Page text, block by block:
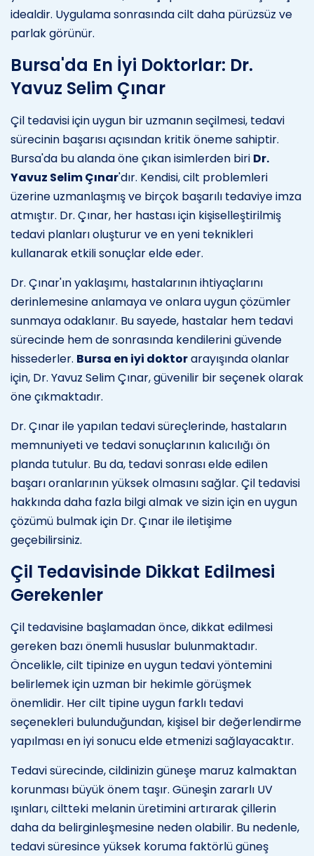
idealdir. Uygulama sonrasında cilt daha pürüzsüz ve
parlak görünür.
Bursa'da En İyi Doktorlar: Dr.
Yavuz Selim Çınar
Çil tedavisi için uygun bir uzmanın seçilmesi, tedavi
sürecinin başarısı açısından kritik öneme sahiptir.
Bursa'da bu alanda öne çıkan isimlerden biri Dr.
Yavuz Selim Çınar'dır. Kendisi, cilt problemleri
üzerine uzmanlaşmış ve birçok başarılı tedaviye imza
atmıştır. Dr. Çınar, her hastası için kişiselleştirilmiş
tedavi planları oluşturur ve en yeni teknikleri
kullanarak etkili sonuçlar elde eder.
Dr. Çınar'ın yaklaşımı, hastalarının ihtiyaçlarını
derinlemesine anlamaya ve onlara uygun çözümler
sunmaya odaklanır. Bu sayede, hastalar hem tedavi
sürecinde hem de sonrasında kendilerini güvende
hissederler. Bursa en iyi doktorarayışında olanlar
için, Dr. Yavuz Selim Çınar, güvenilir bir seçenek olarak
öne çıkmaktadır.
Dr. Çınar ile yapılan tedavi süreçlerinde, hastaların
memnuniyeti ve tedavi sonuçlarının kalıcılığı ön
planda tutulur. Bu da, tedavi sonrası elde edilen
başarı oranlarının yüksek olmasını sağlar. Çil tedavisi
hakkında daha fazla bilgi almak ve sizin için en uygun
çözümü bulmak için Dr. Çınar ile iletişime
geçebilirsiniz.
Çil Tedavisinde Dikkat Edilmesi
Gerekenler
Çil tedavisine başlamadan önce, dikkat edilmesi
gereken bazı önemli hususlar bulunmaktadır.
Öncelikle, cilt tipinize en uygun tedavi yöntemini
belirlemek için uzman bir hekimle görüşmek
önemlidir. Her cilt tipine uygun farklı tedavi
seçenekleri bulunduğundan, kişisel bir değerlendirme
yapılması en iyi sonucu elde etmenizi sağlayacaktır.
Tedavi sürecinde, cildinizin güneşe maruz kalmaktan
korunması büyük önem taşır. Güneşin zararlı UV
ışınları, ciltteki melanin üretimini artırarak çillerin
daha da belirginleşmesine neden olabilir. Bu nedenle,
tedavi süresince yüksek koruma faktörlü güneş